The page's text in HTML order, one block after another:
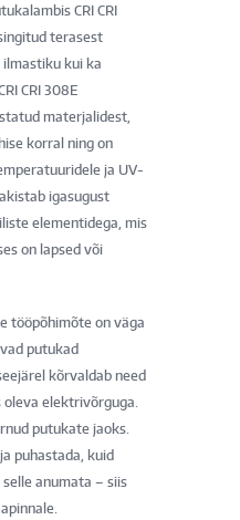
CRI CRI
terasest
kui ka
CRI 308E
materjalidest,
korral ning on
ja UV-
igasugust
elementidega, mis
on lapsed või
tööpõhimõte on väga
putukad
kõrvaldab need
elektrivõrguga.
putukate jaoks.
puhastada, kuid
anumata – siis